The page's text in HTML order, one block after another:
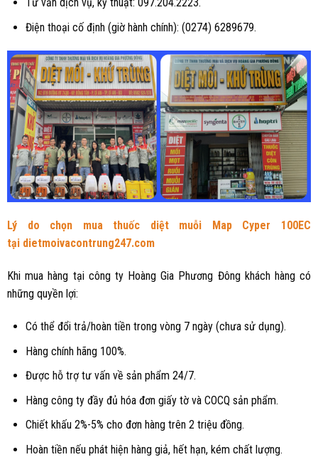
Điện thoại cố định (giờ hành chính): (0274) 6289679.
Lý do chọn mua thuốc diệt muỗi Map Cyper 100EC
tại dietmoivacontrung247.com
Khi mua hàng tại công ty Hoàng Gia Phương Đông khách hàng có
những quyền lợi:
Có thể đổi trả/hoàn tiền trong vòng 7 ngày (chưa sử dụng).
Hàng chính hãng 100%.
Được hỗ trợ tư vấn về sản phẩm 24/7.
Hàng công ty đầy đủ hóa đơn giấy tờ và COCQ sản phẩm.
Chiết khấu 2%-5% cho đơn hàng trên 2 triệu đồng.
Hoàn tiền nếu phát hiện hàng giả, hết hạn, kém chất lượng.